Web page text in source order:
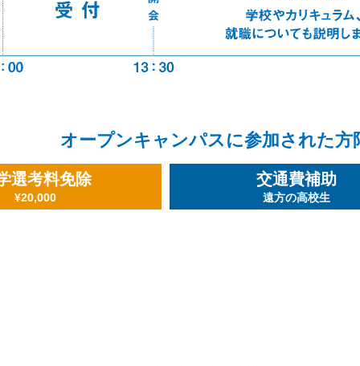
オープンキャンパスに参加された方
選考料免除
¥20,000
交通費補助
遠方の高校生